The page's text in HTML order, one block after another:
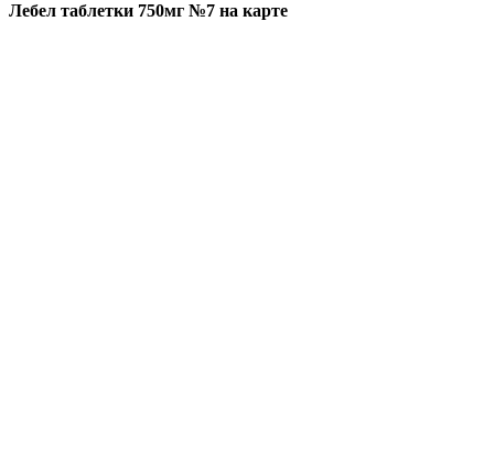
Лебел таблетки 750мг №7 на карте